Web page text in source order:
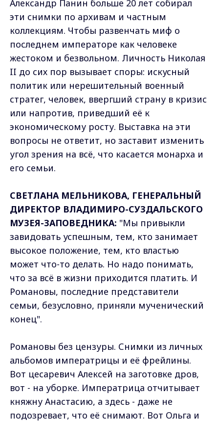
Александр Панин больше 20 лет собирал
эти снимки по архивам и частным
коллекциям. Чтобы развенчать миф о
последнем императоре как человеке
жестоком и безвольном. Личность Николая
II до сих пор вызывает споры: искусный
политик или нерешительный военный
стратег, человек, ввергший страну в кризис
или напротив, приведший её к
экономическому росту. Выставка на эти
вопросы не ответит, но заставит изменить
угол зрения на всё, что касается монарха и
его семьи.
СВЕТЛАНА МЕЛЬНИКОВА, ГЕНЕРАЛЬНЫЙ
ДИРЕКТОР ВЛАДИМИРО-СУЗДАЛЬСКОГО
МУЗЕЯ-ЗАПОВЕДНИКА: "Мы привыкли
завидовать успешным, тем, кто занимает
высокое положение, тем, кто властью
может что-то делать. Но надо понимать,
что за всё в жизни приходится платить. И
Романовы, последние представители
семьи, безусловно, приняли мученический
конец".
Романовы без цензуры. Снимки из личных
альбомов императрицы и её фрейлины.
Вот цесаревич Алексей на заготовке дров,
вот - на уборке. Императрица отчитывает
княжну Анастасию, а здесь - даже не
подозревает, что её снимают. Вот Ольга и